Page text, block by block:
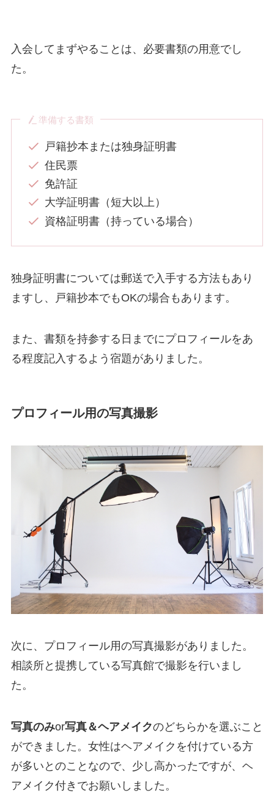
入会してまずやることは、必要書類の用意でし
た。
準備する書類
戸籍抄本または独身証明書
住民票
免許証
大学証明書（短大以上）
資格証明書（持っている場合）
独身証明書については郵送で入手する方法もあり
ますし、戸籍抄本でもOKの場合もあります。
また、書類を持参する日までにプロフィールをあ
る程度記入するよう宿題がありました。
プロフィール用の写真撮影
次に、プロフィール用の写真撮影がありました。
相談所と提携している写真館で撮影を行いまし
た。
写真のみor写真＆ヘアメイクのどちらかを選ぶこと
ができました。女性はヘアメイクを付けている方
が多いとのことなので、少し高かったですが、ヘ
アメイク付きでお願いしました。